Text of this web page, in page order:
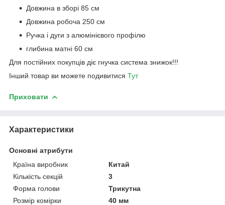
Довжина в зборі 85 см
Довжина робоча 250 см
Ручка і дуги з алюмінієвого профілю
глибина матні 60 см
Для постійних покупців діє гнучка система знижок!!!
Інший товар ви можете подивитися Тут
Приховати
Характеристики
Основні атрибути
Країна виробник
Китай
Кількість секцій
3
Форма голови
Трикутна
Розмір комірки
40 мм